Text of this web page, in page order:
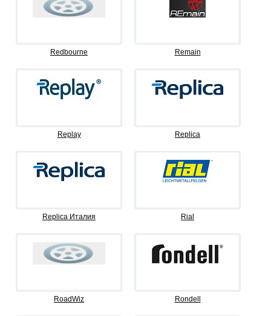
Redbourne Remain
Replay Replica
Replica Италия Rial
RoadWiz Rondell